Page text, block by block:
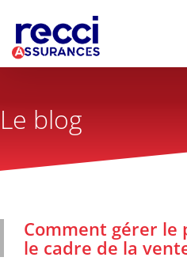
Le blog
Comment gérer
le cadre de la